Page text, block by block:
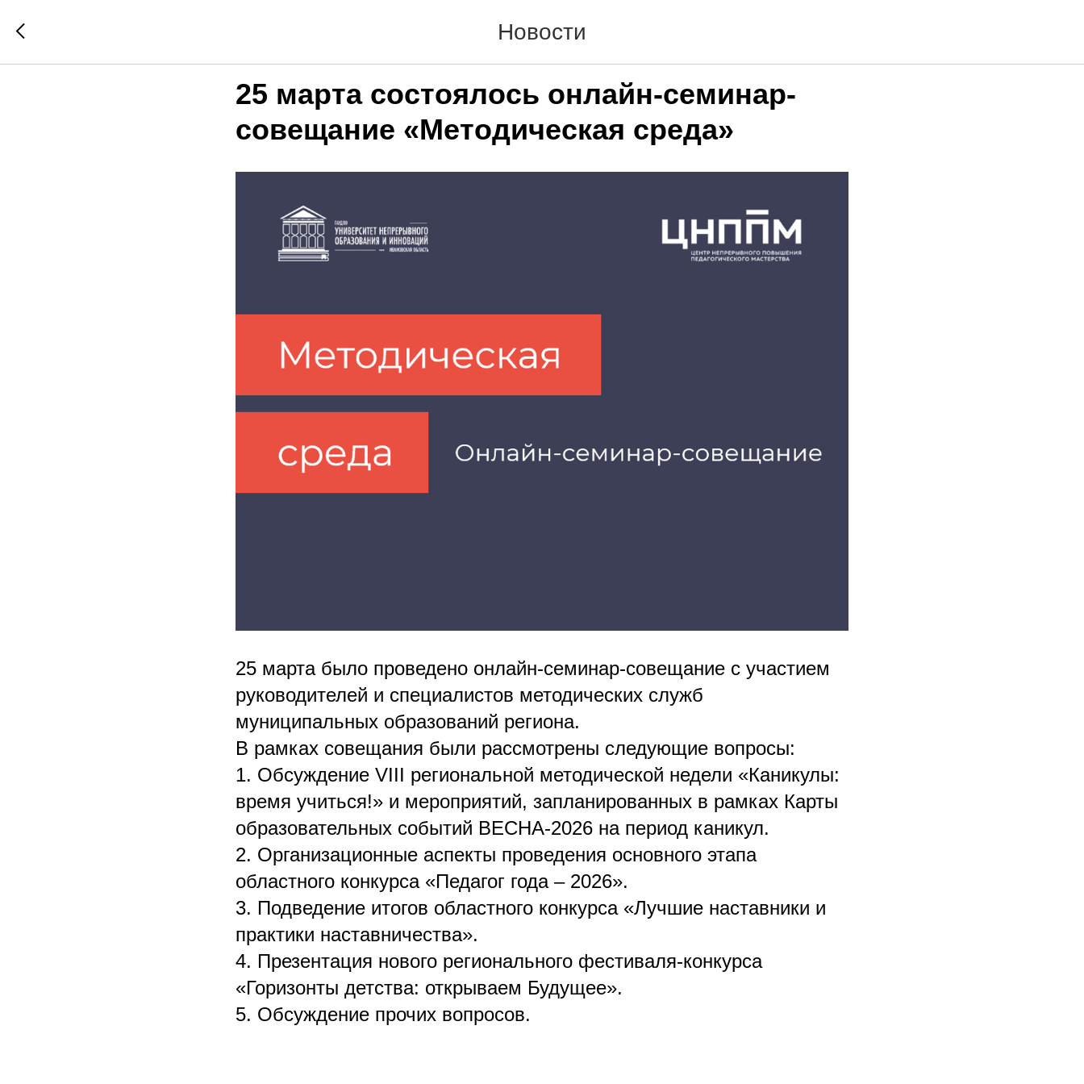
Новости
25 марта состоялось онлайн-семинар-
совещание «Методическая среда»
25 марта было проведено онлайн-семинар-совещание с участием
руководителей и специалистов методических служб
муниципальных образований региона.
В рамках совещания были рассмотрены следующие вопросы:
1. Обсуждение VIII региональной методической недели «Каникулы:
время учиться!» и мероприятий, запланированных в рамках Карты
образовательных событий ВЕСНА-2026 на период каникул.
2. Организационные аспекты проведения основного этапа
областного конкурса «Педагог года – 2026».
3. Подведение итогов областного конкурса «Лучшие наставники и
практики наставничества».
4. Презентация нового регионального фестиваля-конкурса
«Горизонты детства: открываем Будущее».
5. Обсуждение прочих вопросов.